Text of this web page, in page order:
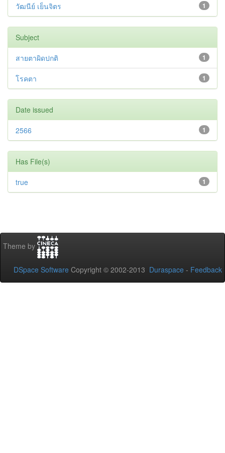
1
วัฒนีย์ เย็นจิตร
Subject
1
สายตาผิดปกติ
1
โรคตา
Date issued
1
2566
Has File(s)
1
true
Theme by
DSpace Software Copyright © 2002-2013 Duraspace - Feedback